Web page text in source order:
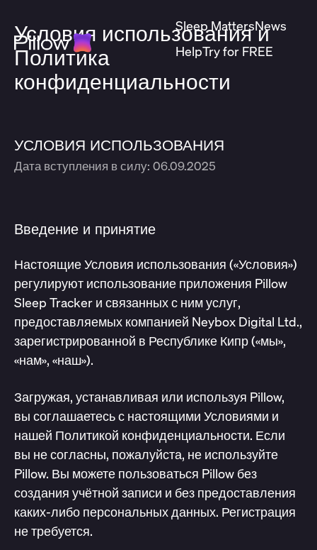
Sleep MattersNews
HelpTry for FREE
Условия использования и
Политика
конфиденциальности
УСЛОВИЯ ИСПОЛЬЗОВАНИЯ
Дата вступления в силу: 06.09.2025
Введение и принятие
Настоящие Условия использования («Условия»)
регулируют использование приложения Pillow
Sleep Tracker и связанных с ним услуг,
предоставляемых компанией Neybox Digital Ltd.,
зарегистрированной в Республике Кипр («мы»,
«нам», «наш»).
Загружая, устанавливая или используя Pillow,
вы соглашаетесь с настоящими Условиями и
нашей Политикой конфиденциальности. Если
вы не согласны, пожалуйста, не используйте
Pillow. Вы можете пользоваться Pillow без
создания учётной записи и без предоставления
каких-либо персональных данных. Регистрация
не требуется.